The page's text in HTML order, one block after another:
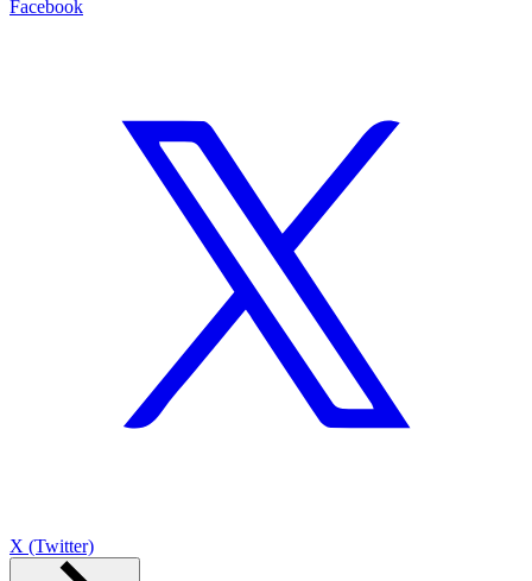
Facebook
X (Twitter)